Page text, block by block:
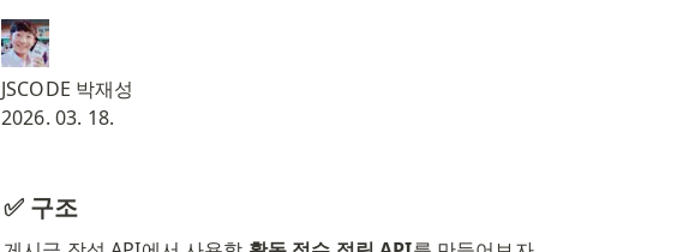
JSCODE 박재성
2026. 03. 18.
✅ 구조